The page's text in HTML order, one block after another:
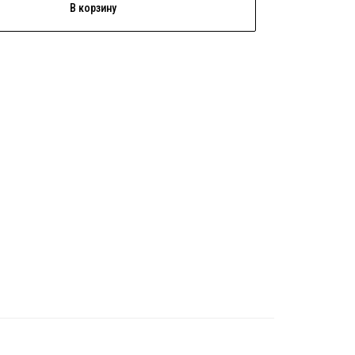
В корзину